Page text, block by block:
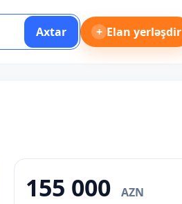
Axtar + Elan yerləşdir
155 000 AZN